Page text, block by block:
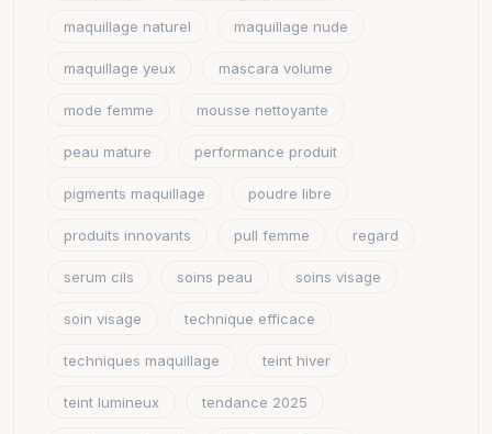
maquillage naturel maquillage nude
maquillage yeux mascara volume
mode femme mousse nettoyante
peau mature performance produit
pigments maquillage poudre libre
produits innovants pull femme regard
serum cils soins peau soins visage
soin visage technique efficace
techniques maquillage teint hiver
teint lumineux tendance 2025